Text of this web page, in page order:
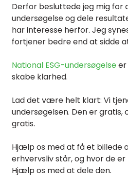
Derfor besluttede jeg mig for
undersøgelse og dele
har interesse herfor. Jeg
fortjener bedre end at sidde
National ESG-undersøgelseer
skabe klarhed.
Lad det være helt klart: Vi
undersøgelsen. Den er gratis,
gratis.
Hjælp os med at få et billede
erhvervsliv står, og hvor de er
Hjælp os med at dele den.